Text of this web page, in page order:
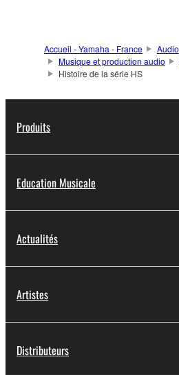
Accueil - Yamaha - France
Audio
Musique et production audio
Histoire de la série HS
Produits
Education Musicale
Actualités
Artistes
Distributeurs